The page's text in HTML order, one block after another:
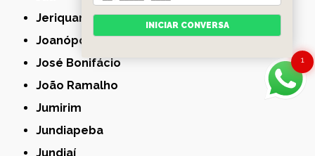
Jeriquara
Joanópolis
José Bonifácio
João Ramalho
Jumirim
Jundiapeba
Jundiaí
1
INICIAR CONVERSA